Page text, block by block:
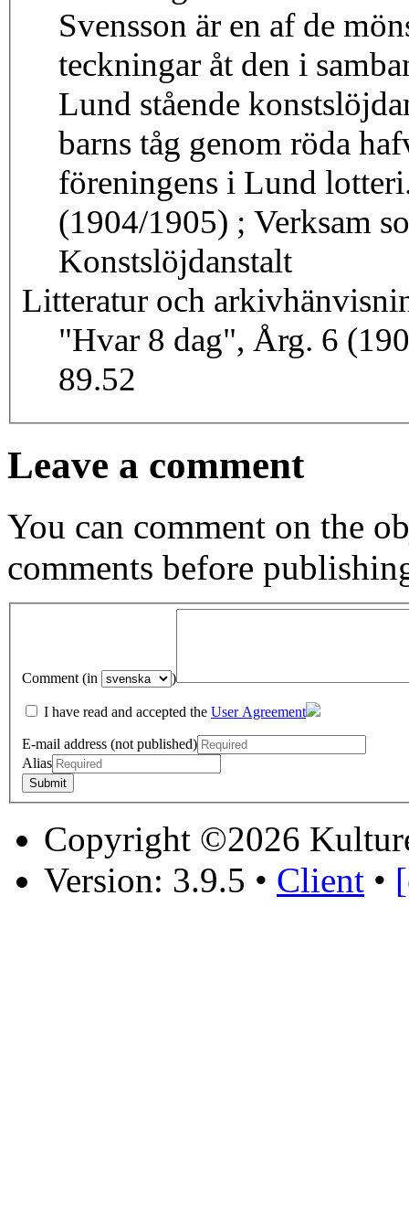
Svensson är en af de
teckningar åt den i
Lund stående
barns tåg genom röda
föreningens i Lund
(1904/1905) ; Verksam som mönsterriterska vid Kulturens
Konstslöjdanstalt
Litteratur och
"Hvar 8 dag", Årg. 6
89.52
Leave a comment
You can comment on the
comments before
Comment (in )
I have read and accepted the User Agreement
E-mail address (not published)
Alias
Copyright ©2026
Version: 3.9.5 • Client •